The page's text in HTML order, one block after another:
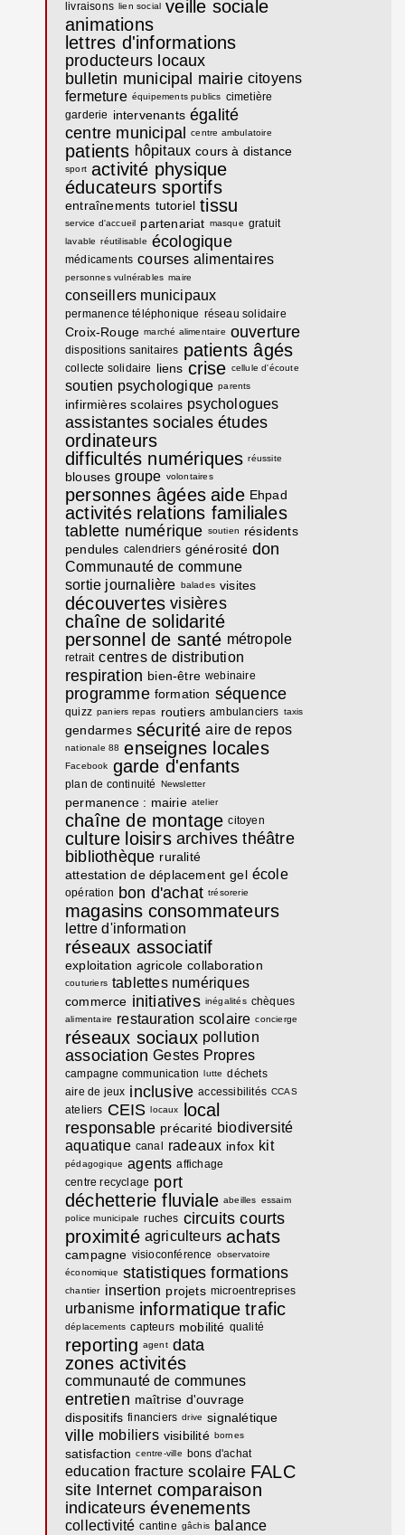
livraisons lien social veille sociale
animations
lettres d'informations
producteurs locaux
bulletin municipal mairie citoyens
fermeture équipements publics cimetière
garderie intervenants égalité
centre municipal
centre ambulatoire
patients hôpitaux cours à distance
sport activité physique
éducateurs sportifs
entraînements tutoriel tissu
service d'accueil partenariat masque gratuit
lavable réutilisable écologique
médicaments courses alimentaires
personnes vulnérables maire
conseillers municipaux
permanence téléphonique réseau solidaire
Croix-Rouge marché alimentaire ouverture
dispositions sanitaires patients âgés
collecte solidaire liens crise cellule d'écoute
soutien psychologique parents
infirmières scolaires psychologues
assistantes sociales études
ordinateurs
difficultés numériques réussite
blouses groupe volontaires
personnes âgées aide Ehpad
activités relations familiales
tablette numérique soutien
résidents
pendules calendriers générosité don
Communauté de commune
sortie journalière balades visites
découvertes visières
chaîne de solidarité
personnel de santé métropole
retrait centres de distribution
respiration bien-être webinaire
programme formation séquence
quizz paniers repas routiers ambulanciers taxis
gendarmes sécurité aire de repos
nationale 88 enseignes locales
Facebook garde d'enfants
plan de continuité Newsletter
permanence : mairie atelier
chaîne de montage citoyen
culture loisirs archives théâtre
bibliothèque ruralité
attestation de déplacement gel école
opération bon d'achat trésorerie
magasins consommateurs
lettre d'information
réseaux associatif
exploitation agricole collaboration
couturiers tablettes numériques
commerce initiatives inégalités chèques
alimentaire restauration scolaire concierge
réseaux sociaux pollution
association Gestes Propres
campagne communication lutte déchets
aire de jeux inclusive accessibilités CCAS
ateliers CEIS locaux local
responsable précarité biodiversité
aquatique canal radeaux infox kit
pédagogique agents affichage
centre recyclage port
déchetterie fluviale abeilles essaim
police municipale ruches circuits courts
proximité agriculteurs achats
campagne visioconférence
observatoire
économique statistiques formations
chantier insertion projets microentreprises
urbanisme informatique trafic
déplacements capteurs mobilité qualité
reporting agent data
zones activités
communauté de communes
entretien maîtrise d'ouvrage
dispositifs financiers drive signalétique
ville mobiliers visibilité bornes
satisfaction centre-ville bons d'achat
education fracture scolaire FALC
site Internet comparaison
indicateurs évenements
collectivité cantine gâchis balance